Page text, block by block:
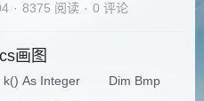
· 8375 阅读 · 0 评论
画图
As Integer Dim Bmp